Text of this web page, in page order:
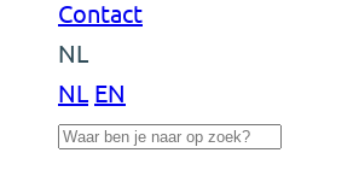
Contact
NL
NL EN